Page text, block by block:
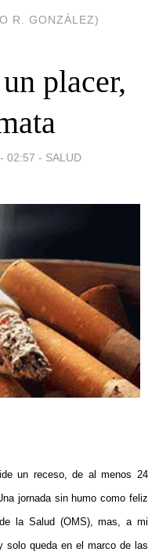
R. GONZÁLEZ)
placer,
02:57 - SALUD
un receso, de al menos 24
jornada sin humo como feliz
la Salud (OMS), mas, a mi
solo queda en el marco de las